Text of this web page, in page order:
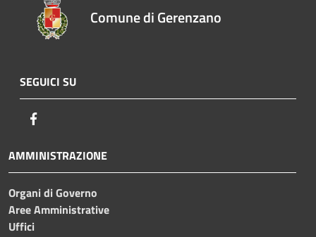
Comune di Gerenzano
SEGUICI SU
AMMINISTRAZIONE
Organi di Governo
Aree Amministrative
Uffici